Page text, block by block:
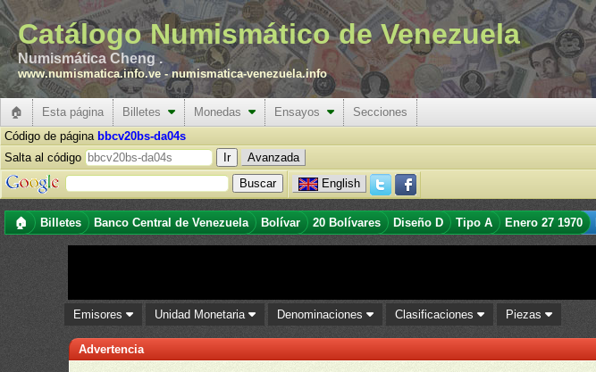
Catálogo Numismático de Venezuela
Numismática Cheng .
www.numismatica.info.ve -numismatica-venezuela.info
🏠 Esta página Billetes Monedas Ensayos
Secciones
Código de página bbcv20bs-da04s
Salta al código
Avanzada
English
🏠 Billetes Banco Central de Venezuela Bolívar 20 Bolívares Diseño D Tipo A Enero 27 1970
Emisores Unidad Monetaria Denominaciones Clasificaciones Piezas
Advertencia